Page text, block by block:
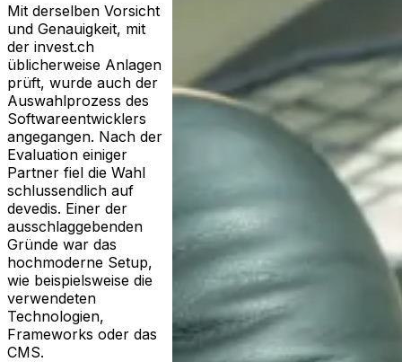
Mit derselben Vorsicht
und Genauigkeit, mit
der invest.ch
üblicherweise Anlagen
prüft, wurde auch der
Auswahlprozess des
Softwareentwicklers
angegangen. Nach der
Evaluation einiger
Partner fiel die Wahl
schlussendlich auf
devedis. Einer der
ausschlaggebenden
Gründe war das
hochmoderne Setup,
wie beispielsweise die
verwendeten
Technologien,
Frameworks oder das
CMS.